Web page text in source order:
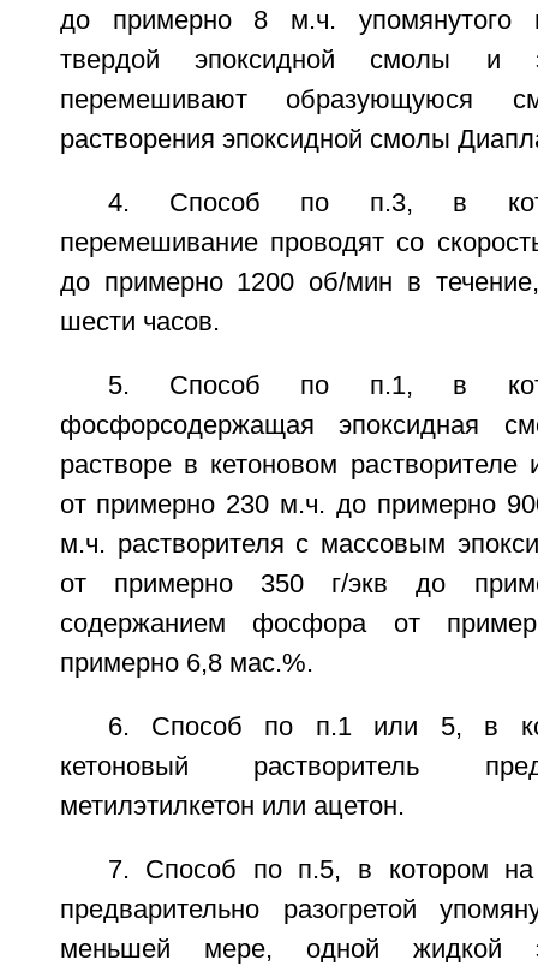
до примерно 8 м.ч. упомянутого
твердой эпоксидной смолы и
перемешивают образующуюся
растворения эпоксидной смолы
4. Способ по п.3, в
перемешивание проводят со
до примерно 1200 об/мин в
шести часов.
5. Способ по п.1, в
фосфорсодержащая эпоксидная
растворе в кетоновом растворителе
от примерно 230 м.ч. до примерно
м.ч. растворителя с массовым
от примерно 350 г/экв до
содержанием фосфора от
примерно 6,8 мас.%.
6. Способ по п.1 или 5, в
кетоновый растворитель
метилэтилкетон или ацетон.
7. Способ по п.5, в котором
предварительно разогретой
меньшей мере, одной жидкой